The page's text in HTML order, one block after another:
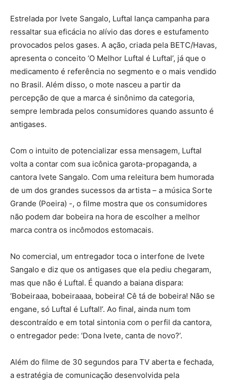
Estrelada por Ivete Sangalo, Luftal lança campanha para
ressaltar sua eficácia no alívio das dores e estufamento
provocados pelos gases. A ação, criada pela BETC/Havas,
apresenta o conceito ‘O Melhor Luftal é Luftal’, já que o
medicamento é referência no segmento e o mais vendido
no Brasil. Além disso, o mote nasceu a partir da
percepção de que a marca é sinônimo da categoria,
sempre lembrada pelos consumidores quando assunto é
antigases.
Com o intuito de potencializar essa mensagem, Luftal
volta a contar com sua icônica garota-propaganda, a
cantora Ivete Sangalo. Com uma releitura bem humorada
de um dos grandes sucessos da artista – a música Sorte
Grande (Poeira) -, o filme mostra que os consumidores
não podem dar bobeira na hora de escolher a melhor
marca contra os incômodos estomacais.
No comercial, um entregador toca o interfone de Ivete
Sangalo e diz que os antigases que ela pediu chegaram,
mas que não é Luftal. É quando a baiana dispara:
‘Bobeiraaa, bobeiraaaa, bobeira! Cê tá de bobeira! Não se
engane, só Luftal é Luftal!’. Ao final, ainda num tom
descontraído e em total sintonia com o perfil da cantora,
o entregador pede: ‘Dona Ivete, canta de novo?’.
Além do filme de 30 segundos para TV aberta e fechada,
a estratégia de comunicação desenvolvida pela